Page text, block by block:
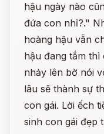
hậu ngày nào
đứa con nhỉ?."
hoàng hậu vẫn
hậu đang tắm
nhảy lên bờ nói
lâu sẽ thành sự
con gái. Lời ếch
sinh con gái đẹp